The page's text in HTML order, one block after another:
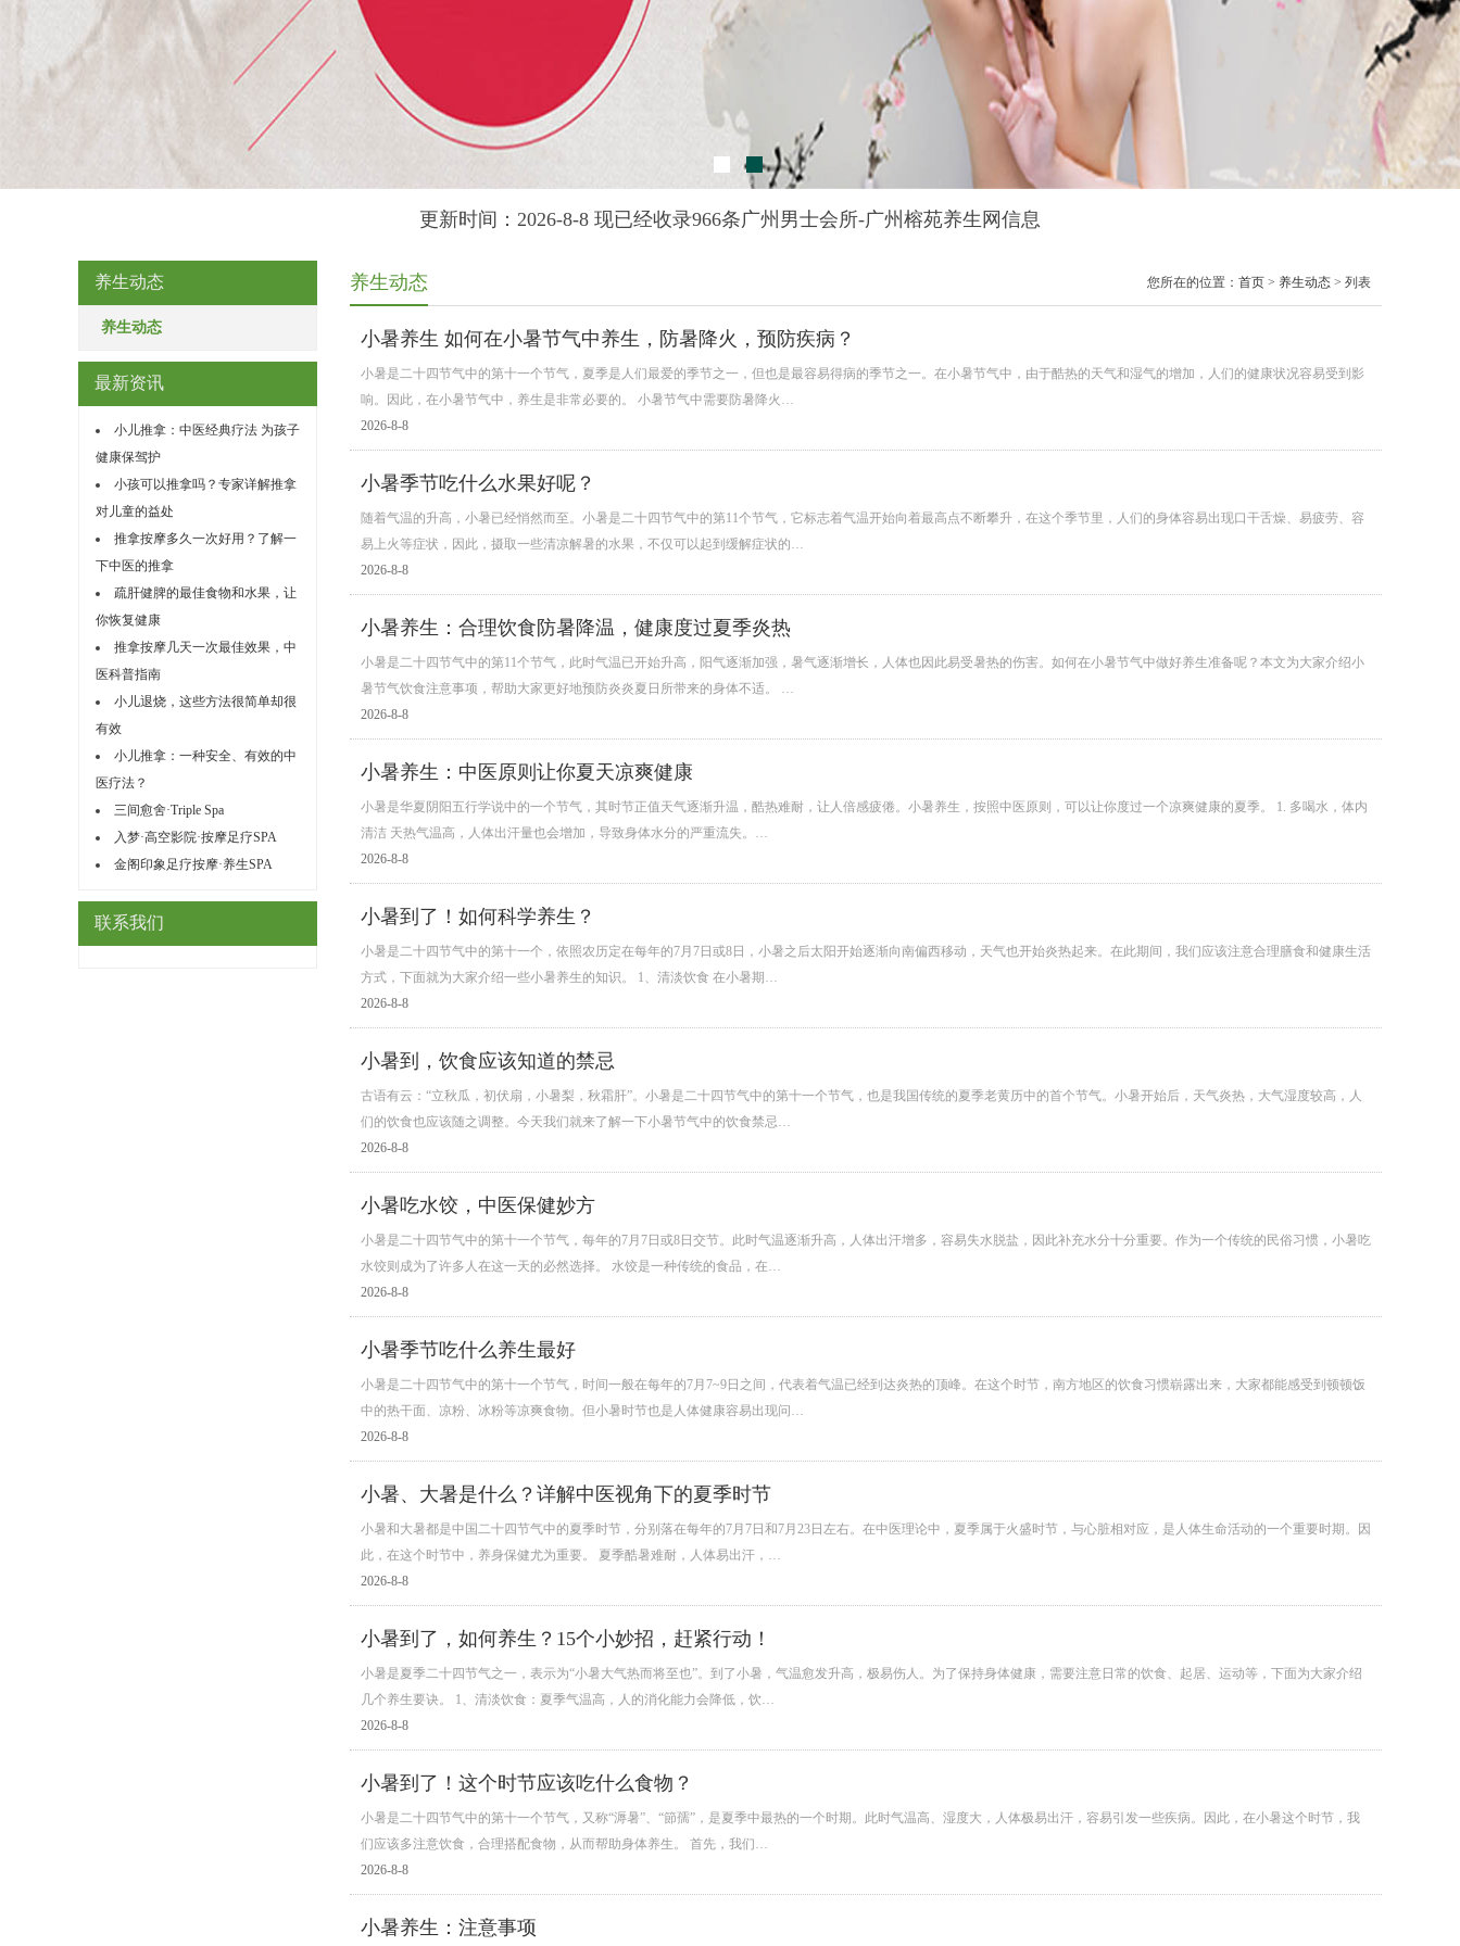
更新时间：2026-8-8 现已经收录966条广州男士会所-广州榕苑养生网信息
养生动态
养生动态
最新资讯
小儿推拿：中医经典疗法 为孩子
健康保驾护
小孩可以推拿吗？专家详解推拿
对儿童的益处
推拿按摩多久一次好用？了解一
下中医的推拿
疏肝健脾的最佳食物和水果，让
你恢复健康
推拿按摩几天一次最佳效果，中
医科普指南
小儿退烧，这些方法很简单却很
有效
小儿推拿：一种安全、有效的中
医疗法？
三间愈舍·Triple Spa
入梦·高空影院·按摩足疗SPA
金阁印象足疗按摩·养生SPA
联系我们
养生动态 您所在的位置： 首页 > 养生动态 > 列表
小暑养生 如何在小暑节气中养生，防暑降火，预防疾病？
小暑是二十四节气中的第十一个节气，夏季是人们最爱的季节之一，但也是最容易得病的季节之一。在小暑节气中，由于酷热的天气和湿气的增加，人们的健康状况容易受到影
响。因此，在小暑节气中，养生是非常必要的。 小暑节气中需要防暑降火…
2026-8-8
小暑季节吃什么水果好呢？
随着气温的升高，小暑已经悄然而至。小暑是二十四节气中的第11个节气，它标志着气温开始向着最高点不断攀升，在这个季节里，人们的身体容易出现口干舌燥、易疲劳、容
易上火等症状，因此，摄取一些清凉解暑的水果，不仅可以起到缓解症状的…
2026-8-8
小暑养生：合理饮食防暑降温，健康度过夏季炎热
小暑是二十四节气中的第11个节气，此时气温已开始升高，阳气逐渐加强，暑气逐渐增长，人体也因此易受暑热的伤害。如何在小暑节气中做好养生准备呢？本文为大家介绍小
暑节气饮食注意事项，帮助大家更好地预防炎炎夏日所带来的身体不适。 …
2026-8-8
小暑养生：中医原则让你夏天凉爽健康
小暑是华夏阴阳五行学说中的一个节气，其时节正值天气逐渐升温，酷热难耐，让人倍感疲倦。小暑养生，按照中医原则，可以让你度过一个凉爽健康的夏季。 1. 多喝水，体内
清洁 天热气温高，人体出汗量也会增加，导致身体水分的严重流失。…
2026-8-8
小暑到了！如何科学养生？
小暑是二十四节气中的第十一个，依照农历定在每年的7月7日或8日，小暑之后太阳开始逐渐向南偏西移动，天气也开始炎热起来。在此期间，我们应该注意合理膳食和健康生活
方式，下面就为大家介绍一些小暑养生的知识。 1、清淡饮食 在小暑期…
2026-8-8
小暑到，饮食应该知道的禁忌
古语有云：“立秋瓜，初伏扇，小暑梨，秋霜肝”。小暑是二十四节气中的第十一个节气，也是我国传统的夏季老黄历中的首个节气。小暑开始后，天气炎热，大气湿度较高，人
们的饮食也应该随之调整。今天我们就来了解一下小暑节气中的饮食禁忌…
2026-8-8
小暑吃水饺，中医保健妙方
小暑是二十四节气中的第十一个节气，每年的7月7日或8日交节。此时气温逐渐升高，人体出汗增多，容易失水脱盐，因此补充水分十分重要。作为一个传统的民俗习惯，小暑吃
水饺则成为了许多人在这一天的必然选择。 水饺是一种传统的食品，在…
2026-8-8
小暑季节吃什么养生最好
小暑是二十四节气中的第十一个节气，时间一般在每年的7月7~9日之间，代表着气温已经到达炎热的顶峰。在这个时节，南方地区的饮食习惯崭露出来，大家都能感受到顿顿饭
中的热干面、凉粉、冰粉等凉爽食物。但小暑时节也是人体健康容易出现问…
2026-8-8
小暑、大暑是什么？详解中医视角下的夏季时节
小暑和大暑都是中国二十四节气中的夏季时节，分别落在每年的7月7日和7月23日左右。在中医理论中，夏季属于火盛时节，与心脏相对应，是人体生命活动的一个重要时期。因
此，在这个时节中，养身保健尤为重要。 夏季酷暑难耐，人体易出汗，…
2026-8-8
小暑到了，如何养生？15个小妙招，赶紧行动！
小暑是夏季二十四节气之一，表示为“小暑大气热而将至也”。到了小暑，气温愈发升高，极易伤人。为了保持身体健康，需要注意日常的饮食、起居、运动等，下面为大家介绍
几个养生要诀。 1、清淡饮食：夏季气温高，人的消化能力会降低，饮…
2026-8-8
小暑到了！这个时节应该吃什么食物？
小暑是二十四节气中的第十一个节气，又称“溽暑”、“節孺”，是夏季中最热的一个时期。此时气温高、湿度大，人体极易出汗，容易引发一些疾病。因此，在小暑这个时节，我
们应该多注意饮食，合理搭配食物，从而帮助身体养生。 首先，我们…
2026-8-8
小暑养生：注意事项